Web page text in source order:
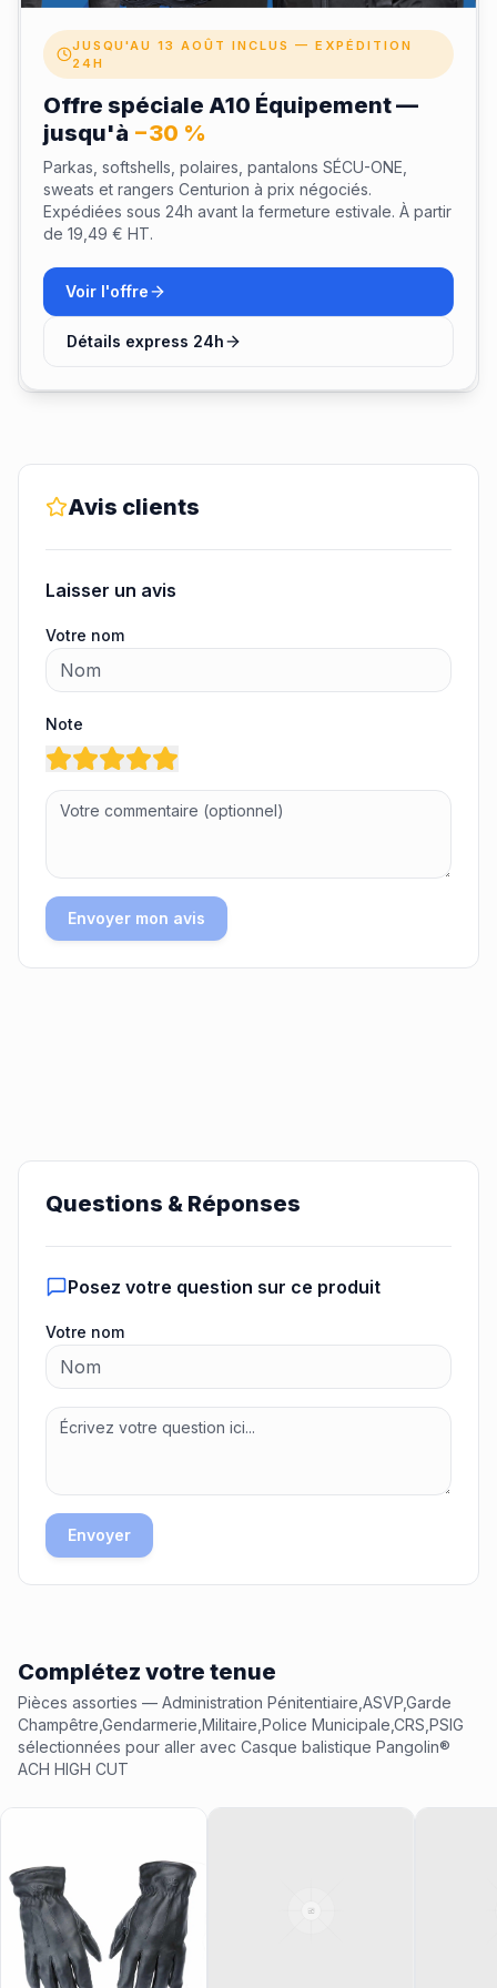
casques anti-bruit, JVN/NVG, contrepoids.
Système de serrage à câble haute résistance – Molette
de serrage pour un ajustement précis.
Pads à mémoire de forme – Confort maximal, absorption
des impacts et dissipation thermique.
Revêtement polyuréthane – Protège la coque contre
l'humidité et les liquides.
Matière & coupe
Livraison & retours
Avis clients
Laisser un avis
Votre nom
Note
Envoyer mon avis
Questions & Réponses
Posez votre question sur ce produit
Votre nom
Envoyer
Complétez votre tenue
Pièces assorties — Administration Pénitentiaire,ASVP,Garde
Champêtre,Gendarmerie,Militaire,Police Municipale,CRS,PSIG
sélectionnées pour aller avec Casque balistique Pangolin®
ACH HIGH CUT
JUSQU'AU 13 AOÛT INCLUS — EXPÉDITION
24H
Offre spéciale A10 Équipement —
jusqu'à −30 %
Parkas, softshells, polaires, pantalons SÉCU-ONE,
sweats et rangers Centurion à prix négociés.
Expédiées sous 24h avant la fermeture estivale. À partir
de 19,49 € HT.
Voir l'offre
Détails express 24h